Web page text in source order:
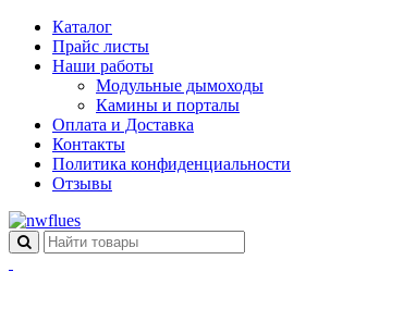
Каталог
Прайс листы
Наши работы
Модульные дымоходы
Камины и порталы
Оплата и Доставка
Контакты
Политика конфиденциальности
Отзывы